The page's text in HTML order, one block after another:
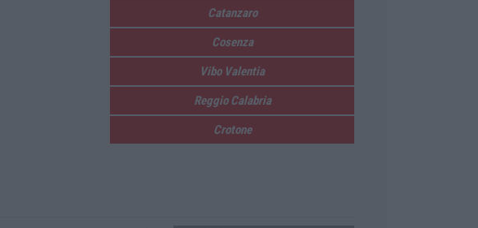
Catanzaro
Cosenza
Vibo Valentia
Reggio Calabria
Crotone